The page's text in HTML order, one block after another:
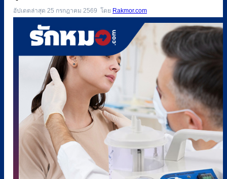
อัปเดตล่าสุด 25 กรกฎาคม 2569 Rakmor.com